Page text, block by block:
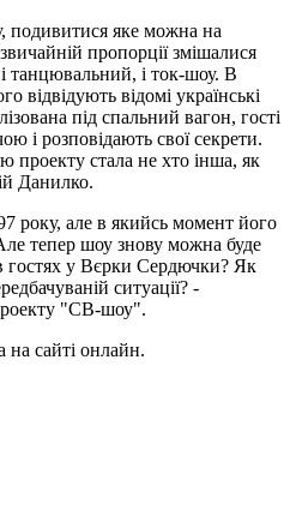
подивитися яке можна на
пропорції змішалися
танцювальний, і ток-шоу. В
відвідують відомі українські
під спальний вагон, гості
і розповідають свої секрети.
проекту стала не хто інша, як
Данилко.
року, але в якийсь момент його
тепер шоу знову можна буде
гостях у Вєрки Сердючки? Як
ситуації? -
"СВ-шоу".
на сайті онлайн.